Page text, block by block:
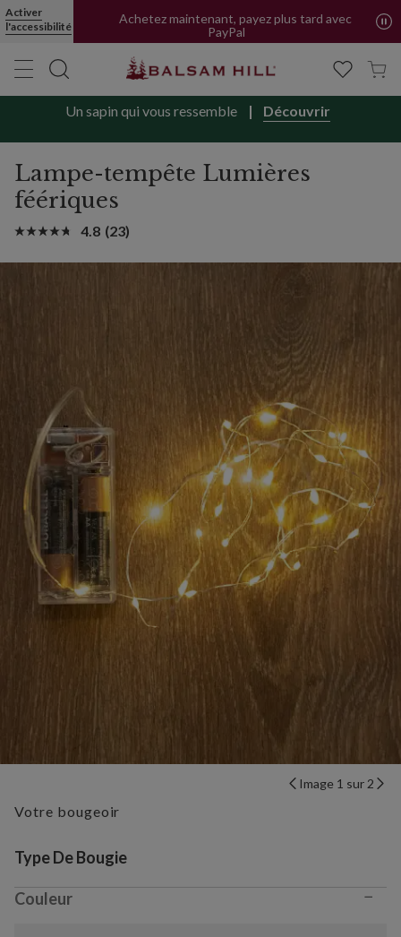
Activer
l'accessibilité
Achetez maintenant, payez plus tard avec
Un sapin qui vous ressemble Découvrir
Lampe-tempête Lumières
féériques
4.8 (23)
Image 1 sur 2
Votre bougeoir
Variant selection
Type De Bougie
Couleur −